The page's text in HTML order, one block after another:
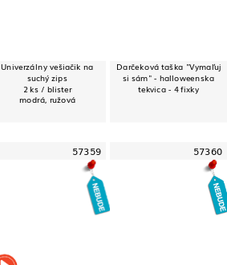
Univerzálny vešiačik na
suchý zips
2 ks / blister
modrá, ružová
Darčeková taška "Vymaľuj
si sám" - halloweenska
tekvica - 4 fixky
57359 57360